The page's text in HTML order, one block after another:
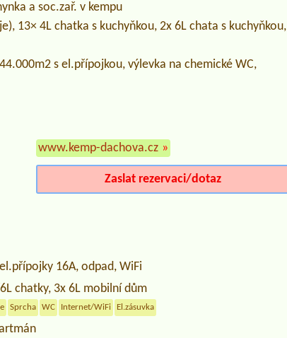
a soc.zař. v kempu
13× 4L chatka s kuchyňkou, 2x 6L chata s kuchyňkou,
s el.přípojkou, výlevka na chemické WC,
www.kemp-dachova.cz »
Zaslat rezervaci/dotaz
16A, odpad, WiFi
chatky, 3x 6L mobilní dům
Sprcha WC Internet/WiFi El.zásuvka